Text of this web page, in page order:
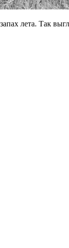
лета. Так